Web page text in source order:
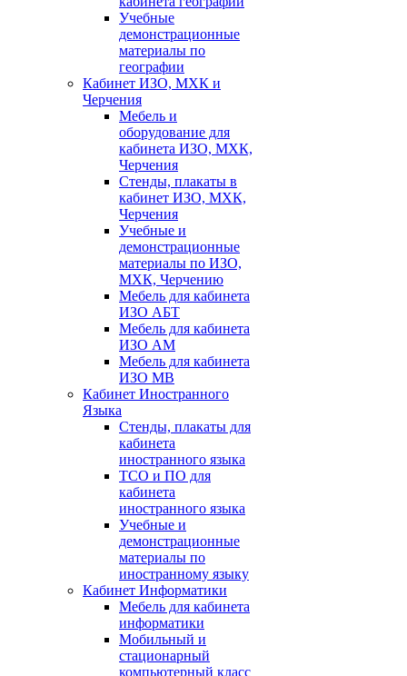
Учебные
демонстрационные
материалы по
географии
Кабинет ИЗО, МХК и
Черчения
Мебель и
оборудование для
кабинета ИЗО, МХК,
Черчения
Стенды, плакаты в
кабинет ИЗО, МХК,
Черчения
Учебные и
демонстрационные
материалы по ИЗО,
МХК, Черчению
Мебель для кабинета
ИЗО АБТ
Мебель для кабинета
ИЗО АМ
Мебель для кабинета
ИЗО МВ
Кабинет Иностранного
Языка
Стенды, плакаты для
кабинета
иностранного языка
ТСО и ПО для
кабинета
иностранного языка
Учебные и
демонстрационные
материалы по
иностранному языку
Кабинет Информатики
Мебель для кабинета
информатики
Мобильный и
стационарный
компьютерный класс